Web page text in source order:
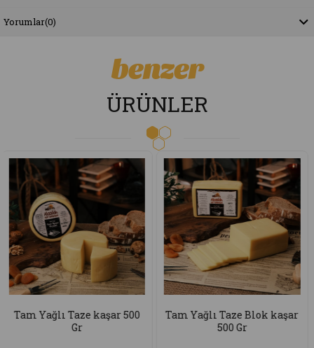
Yorumlar(0)
benzer
ÜRÜNLER
Taze kaşar 500
Tam Yağlı Taze Blok kaşar
Köy